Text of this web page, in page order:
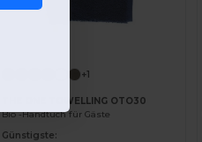
+1
THE ONE TOWELLING OTO30
Bio -Handtuch für Gäste
Günstigste: